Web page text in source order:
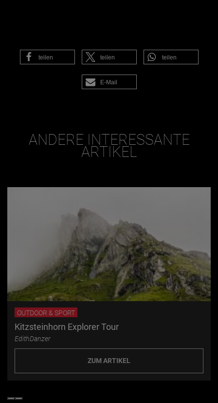
teilen teilen teilen
E-Mail
ANDERE INTERESSANTE
ARTIKEL
OUTDOOR & SPORT
Kitzsteinhorn Explorer Tour
EdithDanzer
ZUM ARTIKEL